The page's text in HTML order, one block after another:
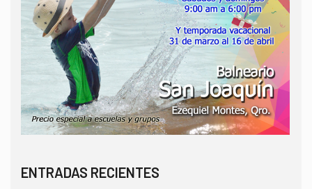
ENTRADAS RECIENTES